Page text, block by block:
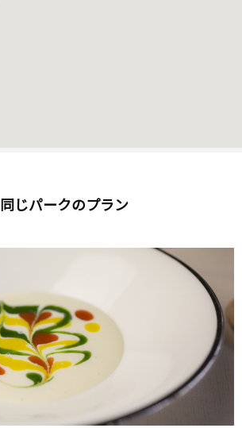
同じパークのプラン